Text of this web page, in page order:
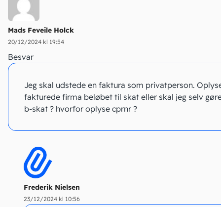
Mads Feveile Holck
20/12/2024 kl 19:54
Besvar
Jeg skal udstede en faktura som privatperson.
fakturede firma beløbet til skat eller skal jeg selv
b-skat ? hvorfor oplyse cprnr ?
Frederik Nielsen
23/12/2024 kl 10:56